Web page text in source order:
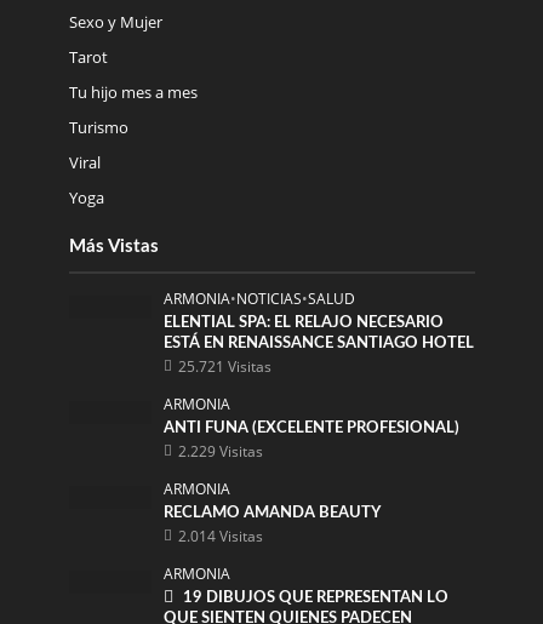
Sexo y Mujer
Tarot
Tu hijo mes a mes
Turismo
Viral
Yoga
Más Vistas
ARMONIA•NOTICIAS•SALUD
ELENTIAL SPA: EL RELAJO NECESARIO
ESTÁ EN RENAISSANCE SANTIAGO HOTEL
25.721 Visitas
ARMONIA
ANTI FUNA (EXCELENTE PROFESIONAL)
2.229 Visitas
ARMONIA
RECLAMO AMANDA BEAUTY
2.014 Visitas
ARMONIA
19 DIBUJOS QUE REPRESENTAN LO
QUE SIENTEN QUIENES PADECEN